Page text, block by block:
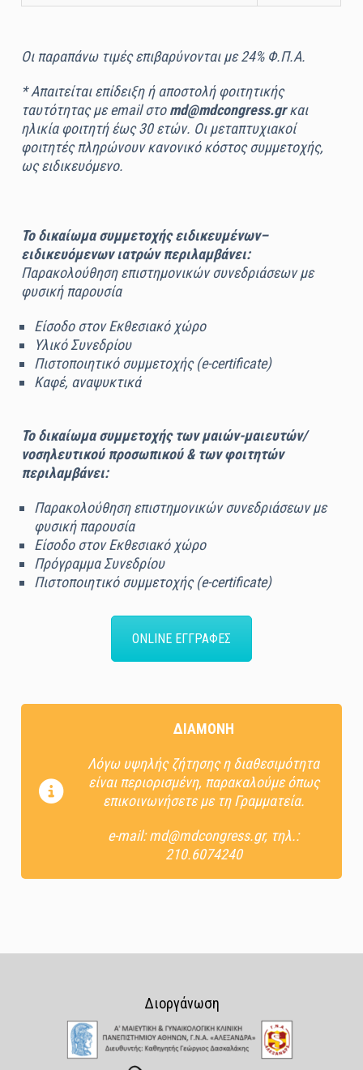
Οι παραπάνω τιμές επιβαρύνονται με 24% Φ.Π.Α.
* Απαιτείται επίδειξη ή αποστολή φοιτητικής
ταυτότητας με email στοmd@mdcongress.grκαι
ηλικία φοιτητήέως 30 ετών. Οι μεταπτυχιακοί
φοιτητές πληρώνουν κανονικό κόστος συμμετοχής,
ως ειδικευόμενο.
Το δικαίωμα συμμετοχής ειδικευμένων–
ειδικευόμενων ιατρών περιλαμβάνει:
Παρακολούθηση επιστημονικών συνεδριάσεων με
φυσική παρουσία
Είσοδο στον Εκθεσιακό χώρο
Υλικό Συνεδρίου
Πιστοποιητικό συμμετοχής (e-certificate)
Καφέ, αναψυκτικά
Το δικαίωμα συμμετοχής των μαιών-μαιευτών/
νοσηλευτικού προσωπικού & των φοιτητών
περιλαμβάνει:
Παρακολούθηση επιστημονικών συνεδριάσεων με
φυσική παρουσία
Είσοδο στον Εκθεσιακό χώρο
Πρόγραμμα Συνεδρίου
Πιστοποιητικό συμμετοχής (e-certificate)
ONLINE ΕΓΓΡΑΦΕΣ
ΔΙΑΜΟΝΗ
Λόγω υψηλής ζήτησης η διαθεσιμότητα
είναι περιορισμένη, παρακαλούμε όπως
επικοινωνήσετε με τη Γραμματεία.
e-mail: md@mdcongress.gr, τηλ.:
210.6074240
Διοργάνωση